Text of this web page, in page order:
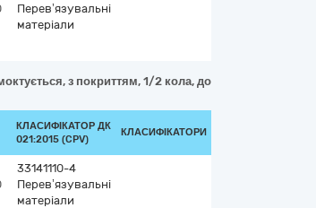
Перев’язувальні
матеріали
з покриттям, 1/2 кола, довжина голки,
КЛАСИФІКАТОР ДК
021:2015 (CPV)
КЛАСИФІКАТОРИ
33141110-4
Перев’язувальні
матеріали